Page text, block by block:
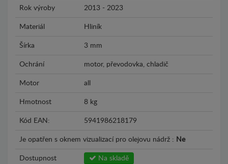
Rok výroby 2013 - 2023
Materiál Hliník
Šírka 3 mm
Ochrání motor, převodovka, chladič
Motor all
Hmotnost 8 kg
Kód EAN: 5941986218179
Je opatřen s oknem vizualizací pro olejovu nádrž : Ne
Dostupnost Na skladě